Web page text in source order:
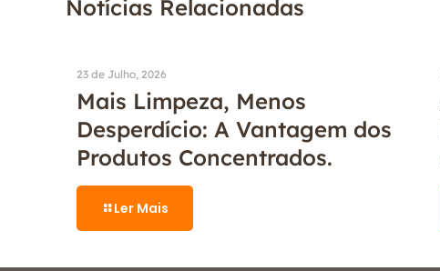
Notícias Relacionadas
23 de Julho, 2026
Mais Limpeza, Menos
Desperdício: A Vantagem dos
Produtos Concentrados.
Ler Mais